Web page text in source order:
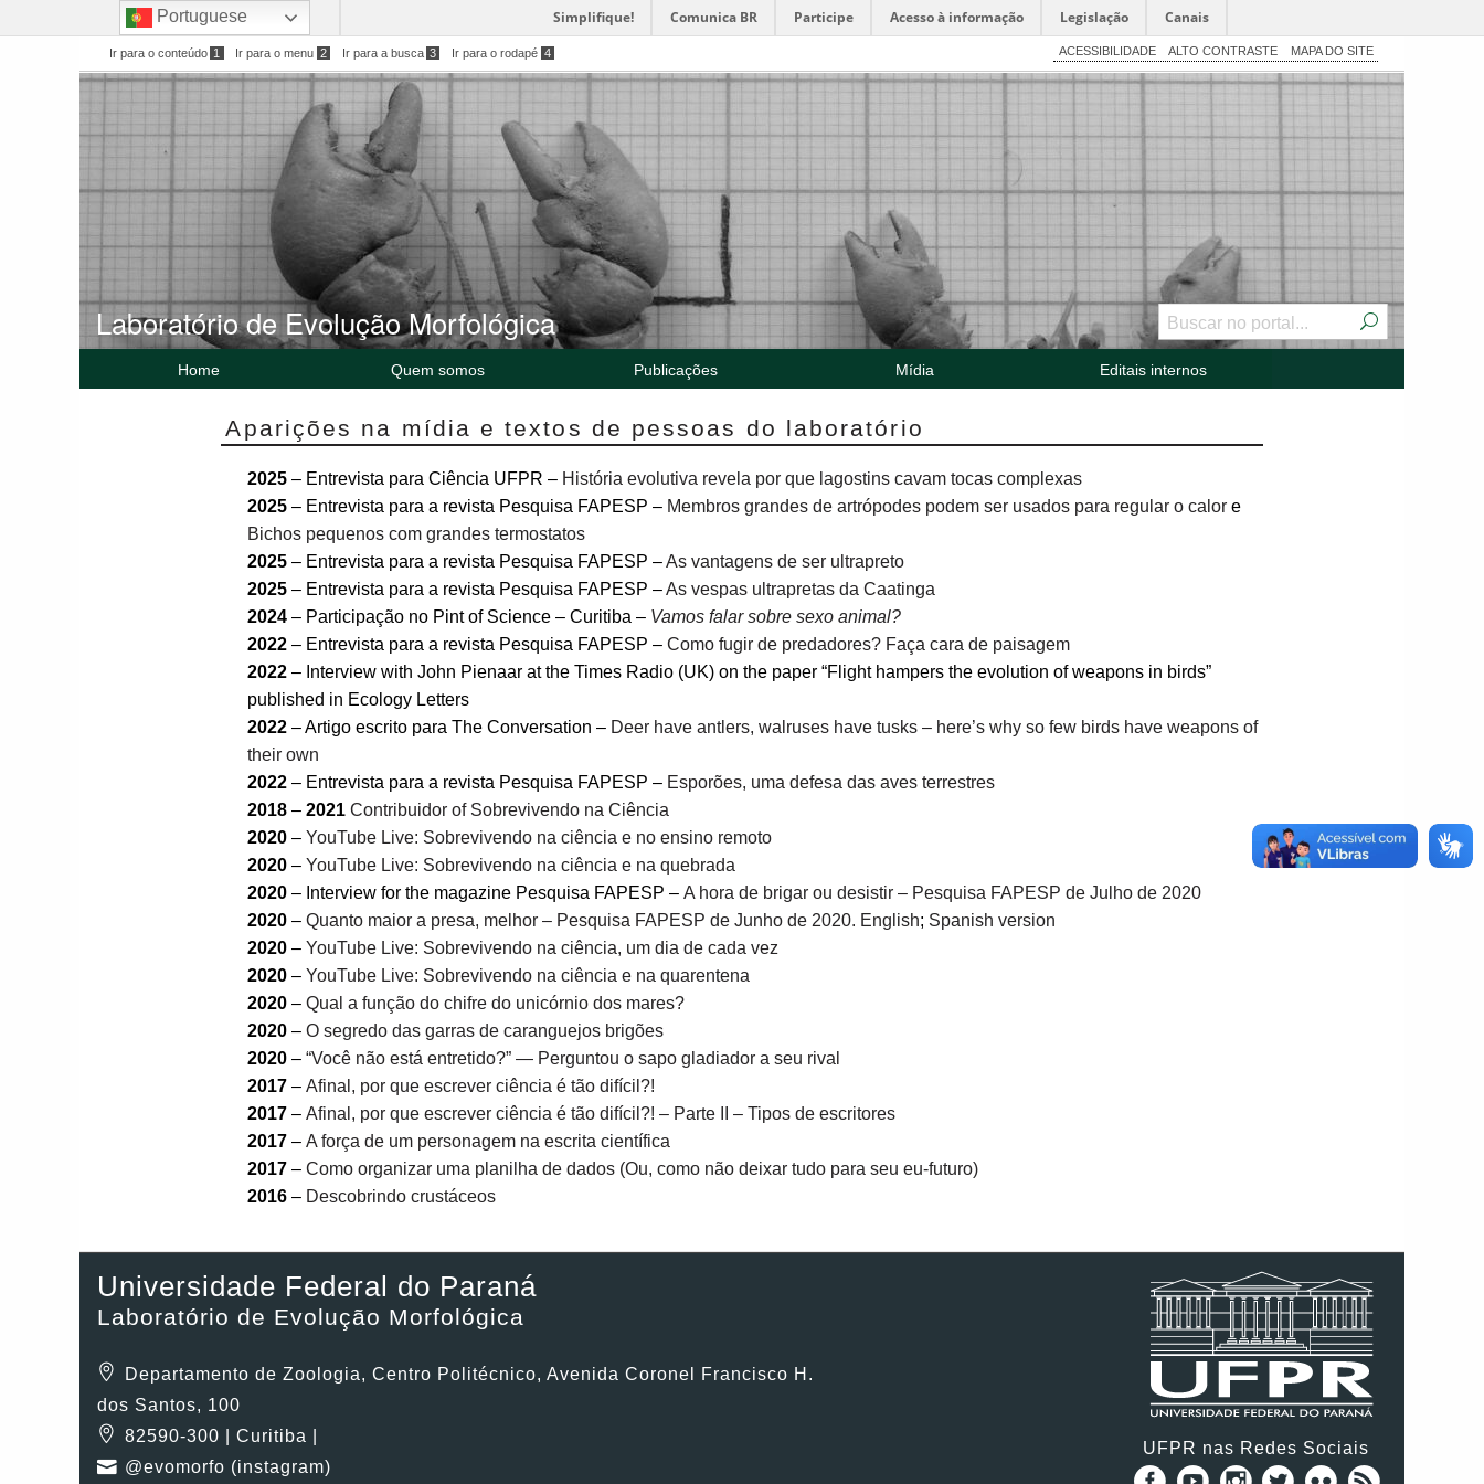
BRASIL Simplifique! Comunica BR Participe Acesso à informação Legislação Canais
Ir para o conteúdo 1 Ir para o menu 2 Ir para a busca 3 Ir para o rodapé 4 ACESSIBILIDADE ALTO CONTRASTE MAPA DO SITE
Laboratório de Evolução Morfológica
Home Quem somos Publicações Mídia Editais internos
Aparições na mídia e textos de pessoas do laboratório
2025 – Entrevista para Ciência UFPR – História evolutiva revela por que lagostins cavam tocas complexas
2025– Entrevista para a revista Pesquisa FAPESP – Membros grandes de artrópodes podem ser usados para regular o calore
Bichos pequenos com grandes termostatos
2025– Entrevista para a revista Pesquisa FAPESP –As vantagens de ser ultrapreto
2025– Entrevista para a revista Pesquisa FAPESP –As vespas ultrapretas da Caatinga
2024 – Participação no Pint of Science – Curitiba – Vamos falar sobre sexo animal?
2022– Entrevista para a revista Pesquisa FAPESP – Como fugir de predadores? Faça cara de paisagem
2022– Interview with John Pienaar at the Times Radio (UK) on the paper “Flight hampers the evolution of weapons in birds”
published in Ecology Letters
2022– Artigo escrito para The Conversation – Deer have antlers, walruses have tusks – here’s why so few birds have weapons of
their own
2022– Entrevista para a revista Pesquisa FAPESP – Esporões, uma defesa das aves terrestres
2018– 2021 Contribuidor of Sobrevivendo na Ciência
2020– YouTube Live: Sobrevivendo na ciência e no ensino remoto
2020– YouTube Live: Sobrevivendo na ciência e na quebrada
2020– Interview for the magazine Pesquisa FAPESP – A hora de brigar ou desistir – Pesquisa FAPESP de Julho de 2020
2020– Quanto maior a presa, melhor – Pesquisa FAPESP de Junho de 2020. English; Spanish version
2020– YouTube Live: Sobrevivendo na ciência, um dia de cada vez
2020– YouTube Live: Sobrevivendo na ciência e na quarentena
2020– Qual a função do chifre do unicórnio dos mares?
2020– O segredo das garras de caranguejos brigões
2020– “Você não está entretido?” — Perguntou o sapo gladiador a seu rival
2017– Afinal, por que escrever ciência é tão difícil?!
2017– Afinal, por que escrever ciência é tão difícil?! – Parte II – Tipos de escritores
2017– A força de um personagem na escrita científica
2017– Como organizar uma planilha de dados (Ou, como não deixar tudo para seu eu-futuro)
2016– Descobrindo crustáceos
Universidade Federal do Paraná
Laboratório de Evolução Morfológica
Departamento de Zoologia, Centro Politécnico, Avenida Coronel Francisco H.
dos Santos, 100
82590-300 | Curitiba |
@evomorfo (instagram)
UFPR nas Redes Sociais
Portuguese